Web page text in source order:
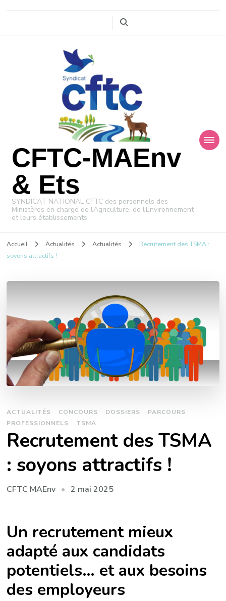
CFTC-MAEnv
& Ets
SYNDICAT NATIONAL CFTC des personnels des
Ministères en charge de l’Agriculture, de l’Environnement
et leurs établissements
Accueil Actualités Actualités
Recrutement des TSMA :
soyons attractifs !
ACTUALITÉS CONCOURS DOSSIERS
PARCOURS
PROFESSIONNELS
TSMA
Recrutement des TSMA
: soyons attractifs !
CFTC MAEnv 2 mai 2025
Un recrutement mieux
adapté aux candidats
potentiels… et aux besoins
des employeurs